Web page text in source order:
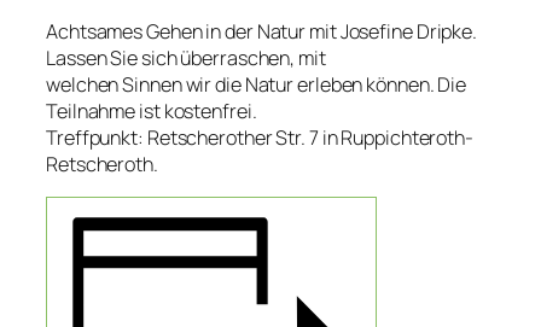
Achtsames Gehen in der Natur mit Josefine Dripke.
Lassen Sie sich überraschen, mit
welchen Sinnen wir die Natur erleben können. Die
Teilnahme ist kostenfrei.
Treffpunkt: Retscherother Str. 7 in Ruppichteroth-
Retscheroth.